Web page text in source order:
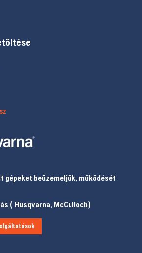
gépeket beüzemeljük, működését
( Husqvarna, McCulloch)